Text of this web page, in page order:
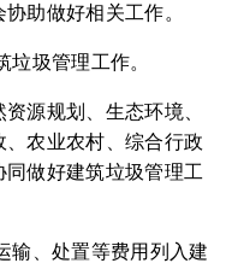
助做好相关工作。
圾管理工作。
源规划、生态环境、
农业农村、综合行政
做好建筑垃圾管理工
输、处置等费用列入建